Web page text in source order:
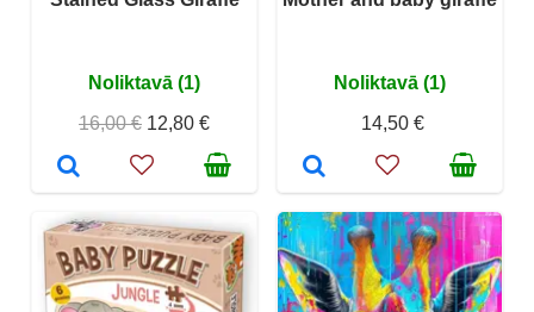
Noliktavā (1)
16,00 € 12,80 €
Noliktavā (1)
14,50 €